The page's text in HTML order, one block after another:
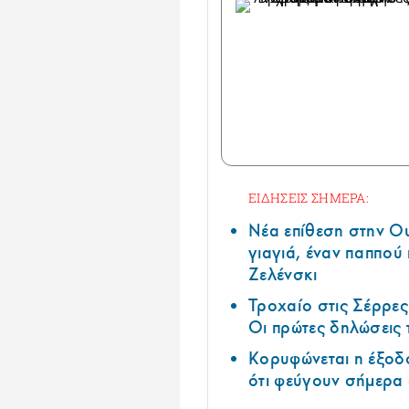
ΕΙΔΗΣΕΙΣ ΣΗΜΕΡΑ:
Νέα επίθεση στην
γιαγιά, έναν παππού
Ζελένσκι
Τροχαίο στις
Οι πρώτες
Κορυφώνεται η
ότι φεύγουν σήμερα